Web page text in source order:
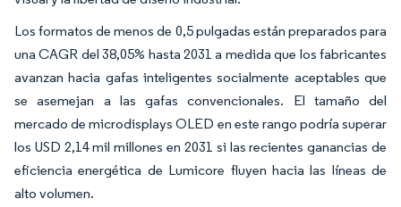
Los formatos de menos de 0,5 pulgadas están preparados para
una CAGR del 38,05% hasta 2031 a medida que los fabricantes
avanzan hacia gafas inteligentes socialmente aceptables que
se asemejan a las gafas convencionales. El tamaño del
mercado de microdisplays OLED en este rango podría superar
los USD 2,14 mil millones en 2031 si las recientes ganancias de
eficiencia energética de Lumicore fluyen hacia las líneas de
alto volumen.